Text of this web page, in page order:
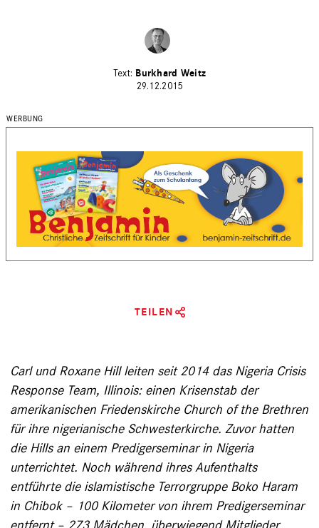
Burkhard Weitz
29.12.2015
TEILEN
Carl und Roxane Hill leiten seit 2014 das Nigeria Crisis
­Response Team, Illinois: einen Krisenstab der
amerikanischen Friedenskirche Church of the Brethren
für ihre nigerianische Schwesterkirche. Zuvor hatten
die Hills an einem Predigerseminar in Nigeria
unterrichtet. Noch während ihres Aufenthalts
entführte die islamistische Terrorgruppe ­Boko Haram
in Chibok – 100 Kilometer von ihrem Predigerseminar